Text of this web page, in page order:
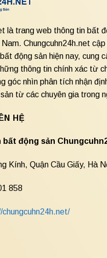
là trang web thông tin bất
Chungcuhn24h.net cập
động sản hiện nay, cung
thông tin chính xác từ
góc nhìn phân tích nhận
từ các chuyên gia trong
HỆ
động sản
Kính, Quận Cầu Giấy, Hà
858
chungcuhn24h.net/